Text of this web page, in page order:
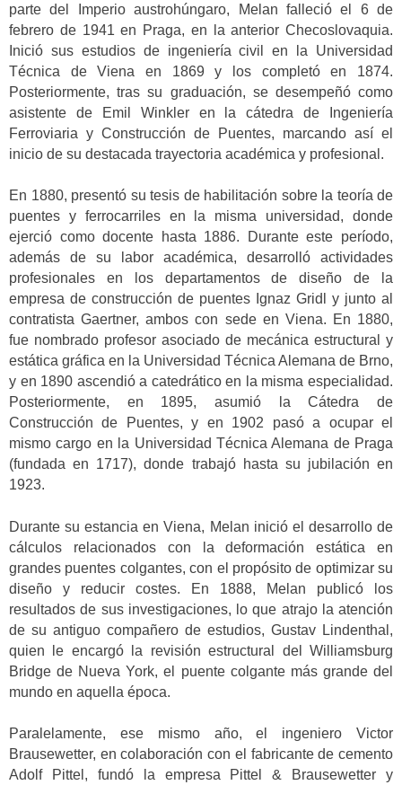
parte del Imperio austrohúngaro, Melan falleció el 6 de
febrero de 1941 en Praga, en la anterior Checoslovaquia.
Inició sus estudios de ingeniería civil en la Universidad
Técnica de Viena en 1869 y los completó en 1874.
Posteriormente, tras su graduación, se desempeñó como
asistente de Emil Winkler en la cátedra de Ingeniería
Ferroviaria y Construcción de Puentes, marcando así el
inicio de su destacada trayectoria académica y profesional.
En 1880, presentó su tesis de habilitación sobre la teoría de
puentes y ferrocarriles en la misma universidad, donde
ejerció como docente hasta 1886. Durante este período,
además de su labor académica, desarrolló actividades
profesionales en los departamentos de diseño de la
empresa de construcción de puentes Ignaz Gridl y junto al
contratista Gaertner, ambos con sede en Viena. En 1880,
fue nombrado profesor asociado de mecánica estructural y
estática gráfica en la Universidad Técnica Alemana de Brno,
y en 1890 ascendió a catedrático en la misma especialidad.
Posteriormente, en 1895, asumió la Cátedra de
Construcción de Puentes, y en 1902 pasó a ocupar el
mismo cargo en la Universidad Técnica Alemana de Praga
(fundada en 1717), donde trabajó hasta su jubilación en
1923.
Durante su estancia en Viena, Melan inició el desarrollo de
cálculos relacionados con la deformación estática en
grandes puentes colgantes, con el propósito de optimizar su
diseño y reducir costes. En 1888, Melan publicó los
resultados de sus investigaciones, lo que atrajo la atención
de su antiguo compañero de estudios, Gustav Lindenthal,
quien le encargó la revisión estructural del Williamsburg
Bridge de Nueva York, el puente colgante más grande del
mundo en aquella época.
Paralelamente, ese mismo año, el ingeniero Victor
Brausewetter, en colaboración con el fabricante de cemento
Adolf Pittel, fundó la empresa Pittel & Brausewetter y